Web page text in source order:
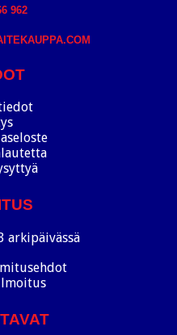
962
arkipäivässä